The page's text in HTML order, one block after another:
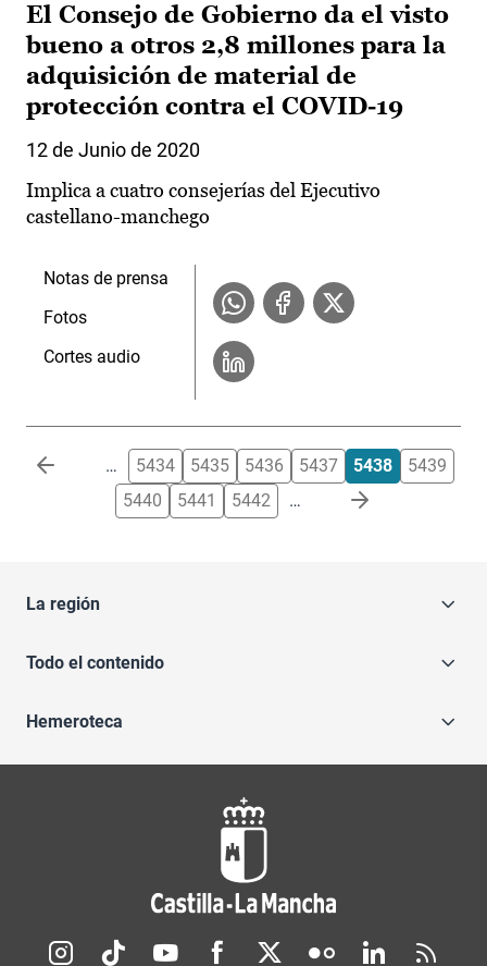
El Consejo de Gobierno da el visto
bueno a otros 2,8 millones para la
adquisición de material de
protección contra el COVID-19
12 de Junio de 2020
Implica a cuatro consejerías del Ejecutivo
castellano-manchego
Notas de prensa
Fotos
Cortes audio
Paginación … 5434 5435 5436 5437 5438
5439
5440
5441 5442 …
La región
Todo el contenido
Hemeroteca
Redes sociales JCCM